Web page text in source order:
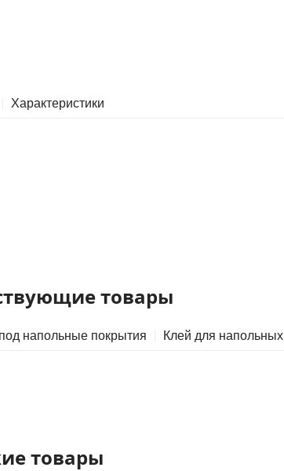
Характеристики
товары
напольные покрытия Клей для
товары